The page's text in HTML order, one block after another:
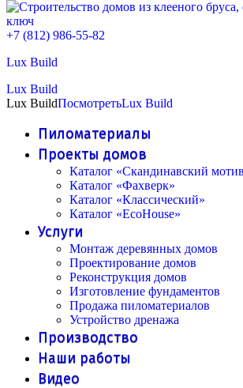
+7 (812) 986-55-82
Lux Build
Lux Build
Lux BuildПосмотретьLux Build
Пиломатериалы
Проекты домов
Каталог «Скандинавский
Каталог «Фахверк»
Каталог «Классический»
Каталог «EcoHouse»
Услуги
Монтаж деревянных домов
Проектирование домов
Реконструкция домов
Изготовление фундаментов
Продажа пиломатериалов
Устройство дренажа
Производство
Наши работы
Видео